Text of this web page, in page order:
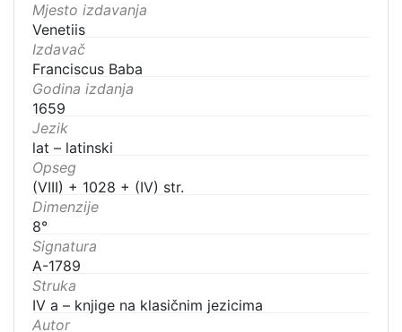
Mjesto izdavanja
Venetiis
Izdavač
Franciscus Baba
Godina izdanja
1659
Jezik
lat – latinski
Opseg
(VIII) + 1028 + (IV) str.
Dimenzije
8°
Signatura
A-1789
Struka
IV a – knjige na klasičnim jezicima
Autor